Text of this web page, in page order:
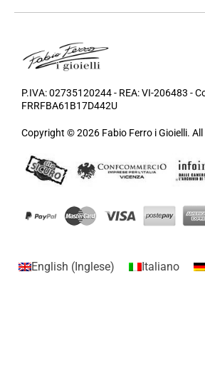
P.IVA: 02735120244 - REA: VI-206483 -
FRRFBA61B17D442U
Copyright © 2026 Fabio Ferro i Gioielli.
English (Inglese) Italiano